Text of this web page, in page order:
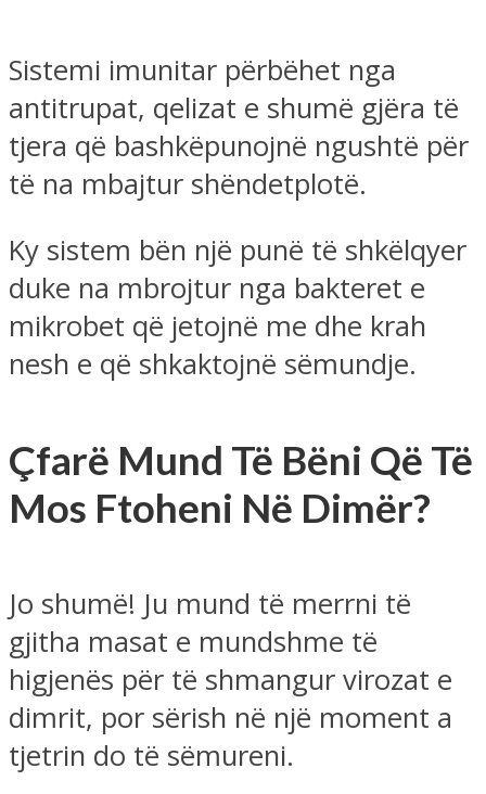
Sistemi imunitar përbëhet nga
antitrupat, qelizat e shumë gjëra të
tjera që bashkëpunojnë ngushtë për
të na mbajtur shëndetplotë.
Ky sistem bën një punë të shkëlqyer
duke na mbrojtur nga bakteret e
mikrobet që jetojnë me dhe krah
nesh e që shkaktojnë sëmundje.
Çfarë Mund Të Bëni Që Të
Mos Ftoheni Në Dimër?
Jo shumë! Ju mund të merrni të
gjitha masat e mundshme të
higjenës për të shmangur virozat e
dimrit, por sërish në një moment a
tjetrin do të sëmureni.